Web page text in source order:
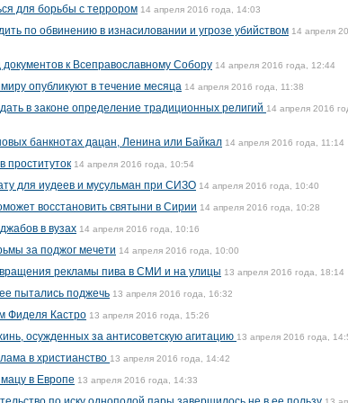
для борьбы с террором 14 апреля 2016 года, 14:03
по обвинению в изнасиловании и угрозе убийством 14 апреля
документов к Всеправославному Собору 14 апреля 2016 года, 12:44
опубликуют в течение месяца 14 апреля 2016 года, 11:38
в законе определение традиционных религий 14 апреля 2016
банкнотах дацан, Ленина или Байкал 14 апреля 2016 года, 11:14
проституток 14 апреля 2016 года, 10:54
для иудеев и мусульман при СИЗО 14 апреля 2016 года, 10:40
восстановить святыни в Сирии 14 апреля 2016 года, 10:28
в вузах 14 апреля 2016 года, 10:16
за поджог мечети 14 апреля 2016 года, 10:00
рекламы пива в СМИ и на улицы 13 апреля 2016 года, 18:14
пытались поджечь 13 апреля 2016 года, 16:32
Фиделя Кастро 13 апреля 2016 года, 15:26
осужденных за антисоветскую агитацию 13 апреля 2016 года,
в христианство 13 апреля 2016 года, 14:42
в Европе 13 апреля 2016 года, 14:33